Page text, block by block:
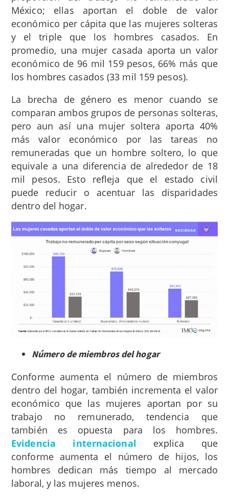
México; ellas aportan el doble de valor
económico per cápita que las mujeres solteras
y el triple que los hombres casados. En
promedio, una mujer casada aporta un valor
económico de 96 mil 159 pesos, 66% más que
los hombres casados (33 mil 159 pesos).
La brecha de género es menor cuando se
comparan ambos grupos de personas solteras,
pero aun así una mujer soltera aporta 40%
más valor económico por las tareas no
remuneradas que un hombre soltero, lo que
equivale a una diferencia de alrededor de 18
mil pesos. Esto refleja que el estado civil
puede reducir o acentuar las disparidades
dentro del hogar.
Número de miembros del hogar
Conforme aumenta el número de miembros
dentro del hogar, también incrementa el valor
económico que las mujeres aportan por su
trabajo no remunerado, tendencia que
también es opuesta para los hombres.
Evidencia internacional explica que
conforme aumenta el número de hijos, los
hombres dedican más tiempo al mercado
laboral, y las mujeres menos.